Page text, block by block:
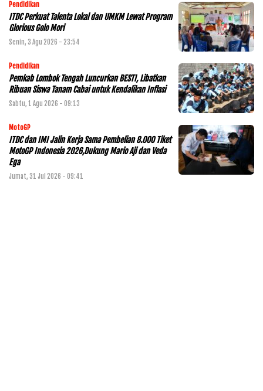
Pendidikan
ITDC Perkuat Talenta Lokal dan UMKM Lewat Program
Glorious Golo Mori
Senin, 3 Agu 2026 - 23:54
Pendidikan
Pemkab Lombok Tengah Luncurkan BESTI, Libatkan
Ribuan Siswa Tanam Cabai untuk Kendalikan Inflasi
Sabtu, 1 Agu 2026 - 09:13
MotoGP
ITDC dan IMI Jalin Kerja Sama Pembelian 8.000 Tiket
MotoGP Indonesia 2026,Dukung Mario Aji dan Veda
Ega
Jumat, 31 Jul 2026 - 09:41